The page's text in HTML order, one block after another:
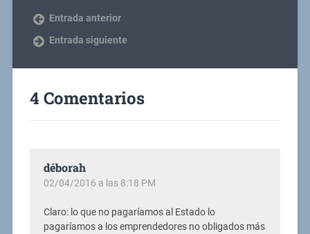
Entrada anterior
Entrada siguiente
4 Comentarios
déborah
02/04/2016 a las 8:18 PM
Claro: lo que no pagaríamos al Estado lo
pagaríamos a los emprendedores no obligados más